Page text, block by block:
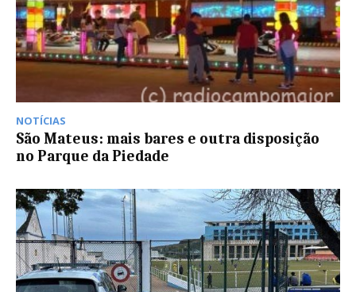
NOTÍCIAS
São Mateus: mais bares e outra disposição
no Parque da Piedade